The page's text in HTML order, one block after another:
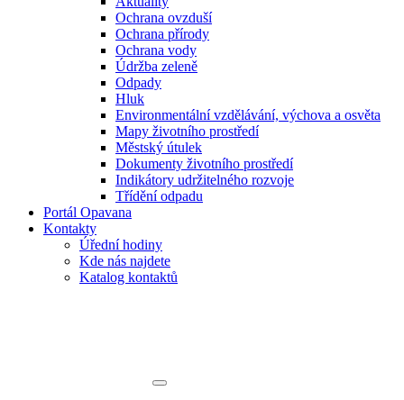
Ochrana ovzduší
Ochrana přírody
Ochrana vody
Údržba zeleně
Odpady
Hluk
Environmentální vzdělávání, výchova a osvěta
Mapy životního prostředí
Městský útulek
Dokumenty životního prostředí
Indikátory udržitelného rozvoje
Třídění odpadu
Portál Opavana
Kontakty
Úřední hodiny
Kde nás najdete
Katalog kontaktů